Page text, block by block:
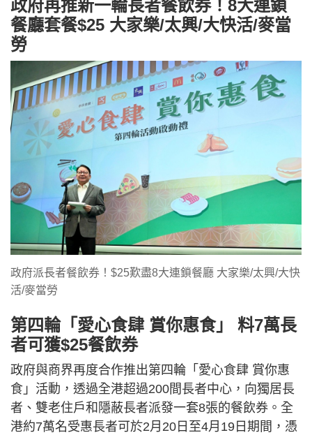
政府再推新一輪長者餐飲券！8大連鎖
餐廳套餐$25 大家樂/太興/大快活/麥當
勞
政府派長者餐飲券！$25歎盡8大連鎖餐廳 大家樂/太興/大快
活/麥當勞
第四輪「愛心食肆 賞你惠食」 料7萬長
者可獲$25餐飲券
政府與商界再度合作推出第四輪「愛心食肆 賞你惠
食」活動，透過全港超過200間長者中心，向獨居長
者、雙老住戶和隱蔽長者派發一套8張的餐飲券。全
港約7萬名受惠長者可於2月20日至4月19日期間，憑